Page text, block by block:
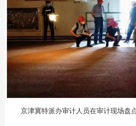
京津冀特派办审计人员在审计现场盘